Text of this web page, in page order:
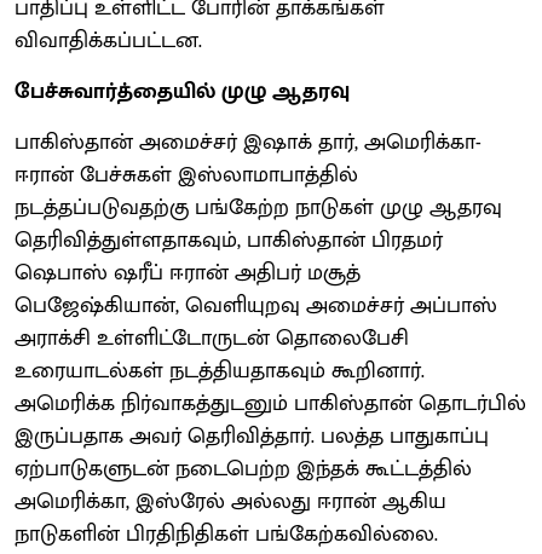
பாதிப்பு உள்ளிட்ட போரின் தாக்கங்கள்
விவாதிக்கப்பட்டன.
பேச்சுவார்த்தையில் முழு ஆதரவு
பாகிஸ்தான் அமைச்சர் இஷாக் தார், அமெரிக்கா-
ஈரான் பேச்சுகள் இஸ்லாமாபாத்தில்
நடத்தப்படுவதற்கு பங்கேற்ற நாடுகள் முழு ஆதரவு
தெரிவித்துள்ளதாகவும், பாகிஸ்தான் பிரதமர்
ஷெபாஸ் ஷரீப் ஈரான் அதிபர் மசூத்
பெஜேஷ்கியான், வெளியுறவு அமைச்சர் அப்பாஸ்
அராக்சி உள்ளிட்டோருடன் தொலைபேசி
உரையாடல்கள் நடத்தியதாகவும் கூறினார்.
அமெரிக்க நிர்வாகத்துடனும் பாகிஸ்தான் தொடர்பில்
இருப்பதாக அவர் தெரிவித்தார். பலத்த பாதுகாப்பு
ஏற்பாடுகளுடன் நடைபெற்ற இந்தக் கூட்டத்தில்
அமெரிக்கா, இஸ்ரேல் அல்லது ஈரான் ஆகிய
நாடுகளின் பிரதிநிதிகள் பங்கேற்கவில்லை.